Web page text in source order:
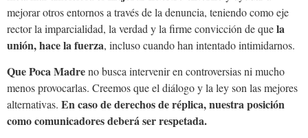
mejorar otros entornos a través de la denuncia, teniendo como eje
rector la imparcialidad, la verdad y la firme convicción de quela
unión, hace la fuerza, incluso cuando han intentado intimidarnos.
Que Poca Madreno busca intervenir en controversias ni mucho
menos provocarlas. Creemos que el diálogo y la ley son las mejores
alternativas. En caso de derechos de réplica, nuestra posición
como comunicadores deberá ser respetada.